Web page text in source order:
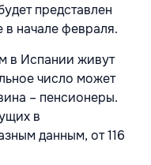
представлен
в начале февраля.
в Испании живут
число может
– пенсионеры.
в
данным, от 116